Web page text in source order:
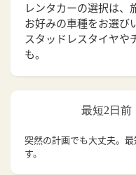
レンタカーの選択は、
お好みの車種をお選び
スタッドレスタイヤや
も。
最短2日前
突然の計画でも大丈夫。 最
す。